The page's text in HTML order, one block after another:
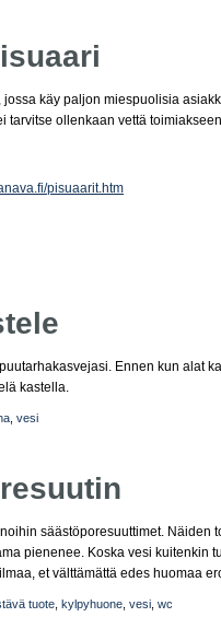
jossa käy paljon miespuolisia
tarvitse ollenkaan vettä
pisuaarit.htm
Ennen kun alat
kastella.
vesi
säästöporesuuttimet. Näiden
pienenee. Koska vesi kuitenkin
et välttämättä edes huomaa
tuote kylpyhuone vesi wc